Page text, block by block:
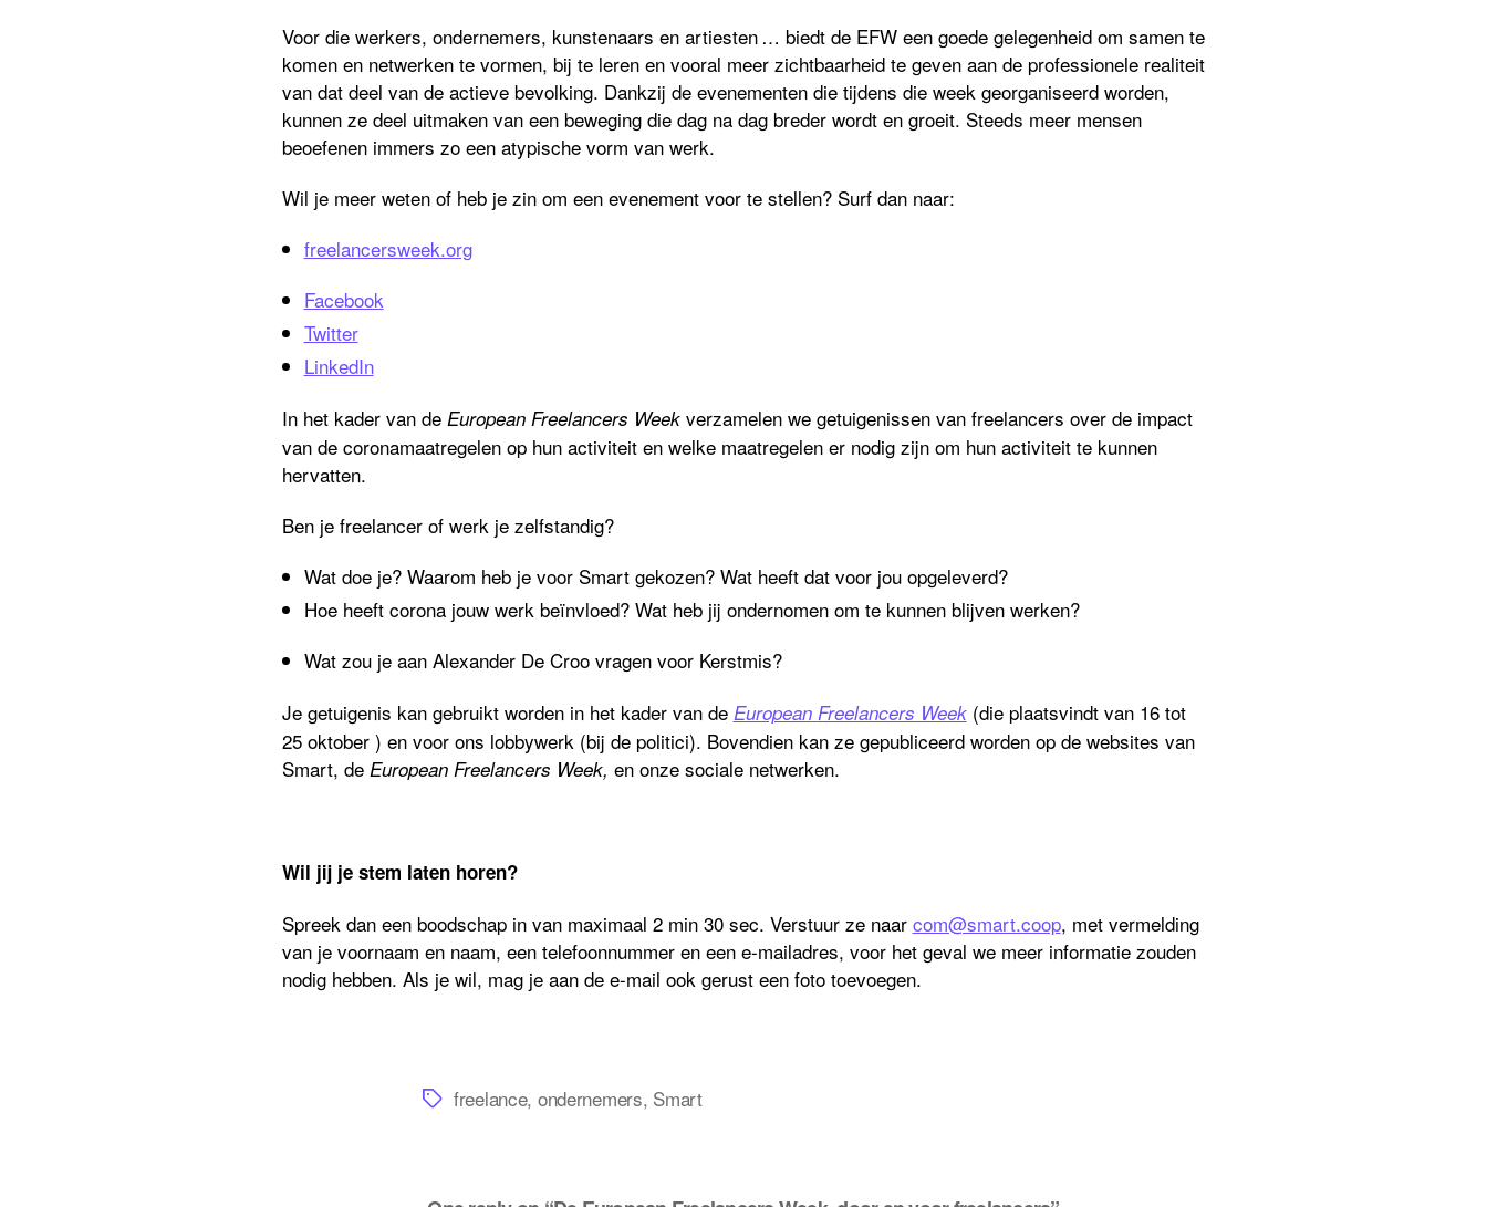
Voor die werkers, ondernemers, kunstenaars en artiesten… biedt de EFW een goede gelegenheid om samen te
komen en netwerken te vormen, bij te leren en vooral meer zichtbaarheid te geven aan de professionele realiteit
van dat deel van de actieve bevolking. Dankzij de evenementen die tijdens die week georganiseerd worden,
kunnen zedeel uitmaken van een beweging die dag na dagbreder wordt en groeit. Steeds meer mensen
beoefenenimmers zo eenatypische vorm van werk.
Wil jemeer weten of heb je zin om een evenement voor te stellen? Surf dan naar:
freelancersweek.org
Facebook
Twitter
LinkedIn
In het kader van de European Freelancers Weekverzamelen we getuigenissen van freelancers over de impact
van de coronamaatregelen op hun activiteit en welke maatregelenernodig zijn om hun activiteit te kunnen
hervatten.
Ben je freelancer of werk je zelfstandig?
Wat doe je? Waarom heb je voor Smart gekozen? Watheeft datvoor jou opgeleverd?
Hoe heeft corona jouw werk beïnvloed? Wat heb jij ondernomen om te kunnen blijven werken?
Wat zou je aan Alexander De Croo vragen voor Kerstmis?
Je getuigenis kan gebruikt worden in het kader van de European Freelancers Week(die plaatsvindt van 16 tot
25 oktober ) en voor ons lobbywerk (bij de politici). Bovendien kan ze gepubliceerd worden op de websites van
Smart, de European Freelancers Week, en onze sociale netwerken.
Wil jij je stem laten horen?
Spreek dan een boodschap in van maximaal 2 min30 sec. Verstuur ze naar com@smart.coop, met vermelding
van je voornaam ennaam, een telefoonnummer en een e-mailadres, voor het geval we meer informatie zouden
nodig hebben. Als je wil, mag je aan de e-mail ook gerust een foto toevoegen.
Tagsfreelance, ondernemers, Smart